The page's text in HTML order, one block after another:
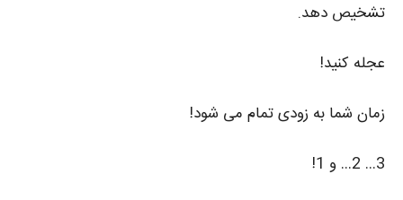
تشخیص دهد.
عجله کنید!
زمان شما به زودی تمام می‌ شود!
3… 2… و 1!